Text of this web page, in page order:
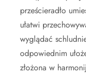
prześcieradło
ułatwi
wyglądać
odpowiednim
złożona w